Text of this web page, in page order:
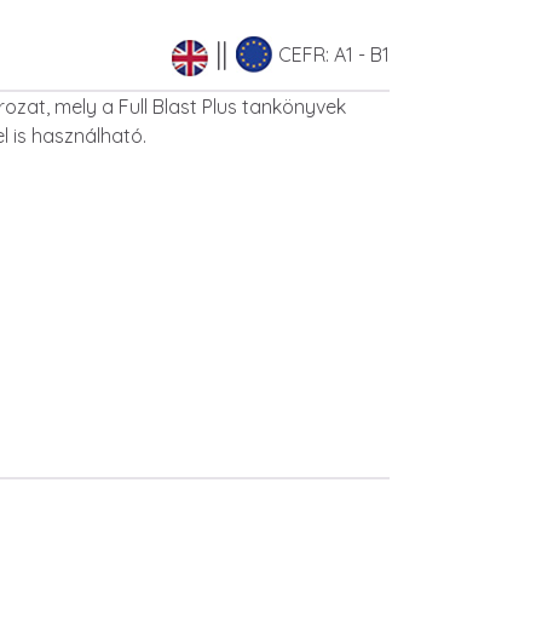
CEFR: A1 - B1
mely a Full Blast Plus tankönyvek
is használható.